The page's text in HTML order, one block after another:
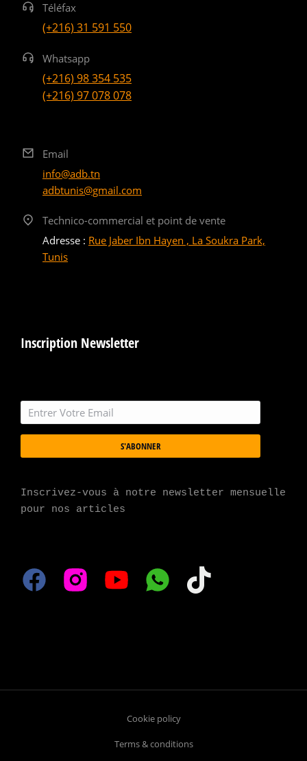
Téléfax
(+216) 31 591 550
Whatsapp
(+216) 98 354 535
(+216) 97 078 078
Email
info@adb.tn
adbtunis@gmail.com
Technico-commercial et point de vente
Adresse : Rue Jaber Ibn Hayen , La Soukra Park,
Tunis
Inscription Newsletter
S'ABONNER
Inscrivez-vous à notre newsletter mensuelle
pour nos articles
Cookie policy
Terms & conditions